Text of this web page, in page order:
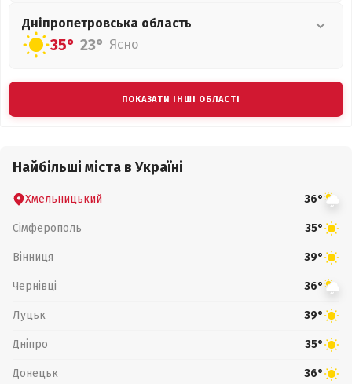
Дніпропетровська область
35° 23° Ясно
ПОКАЗАТИ ІНШІ ОБЛАСТІ
Найбільші міста в Україні
Хмельницький 36°
Сімферополь 35°
Вінниця 39°
Чернівці 36°
Луцьк 39°
Дніпро 35°
Донецьк 36°